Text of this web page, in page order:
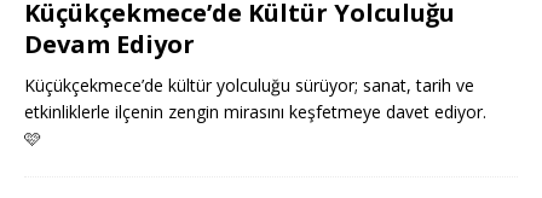
Küçükçekmece’de Kültür Yolculuğu
Devam Ediyor
Küçükçekmece’de kültür yolculuğu sürüyor; sanat, tarih ve
etkinliklerle ilçenin zengin mirasını keşfetmeye davet ediyor.
🩷